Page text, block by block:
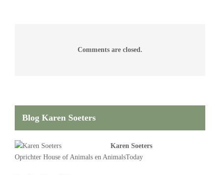
Comments are closed.
Blog Karen Soeters
Karen Soeters
Oprichter House of Animals en AnimalsToday